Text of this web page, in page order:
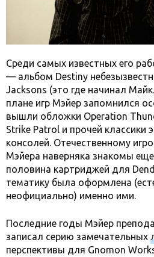
Среди самых известных его
— альбом Destiny
Jacksons (это где начинал
плане игр Мэйер запомнился
вышли обложки Operation
Strike Patrol и прочей классики
консолей. Отечественному
Мэйера наверняка знакомы
половина картриджей для
тематику была оформлена
неофициально) именно ими.
Последние годы Мэйер
записал серию замечательных
перспективы для Gnomon